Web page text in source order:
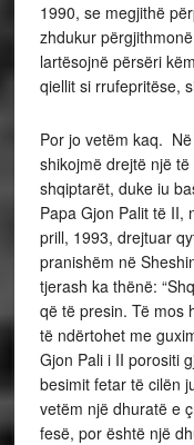
1990, se megjithë
zhdukur
lartësojnë përsëri
qiellit si rrufepritëse,
Por jo vetëm kaq.
shikojmë drejtë një
shqiptarët, duke iu
Papa Gjon Palit të II,
prill, 1993, drejtuar
pranishëm në
tjerash ka thënë:
që të presin. Të mos
të ndërtohet me
Gjon Pali i II porositi
besimit fetar të cilën
vetëm një dhuratë e
fesë, por është një